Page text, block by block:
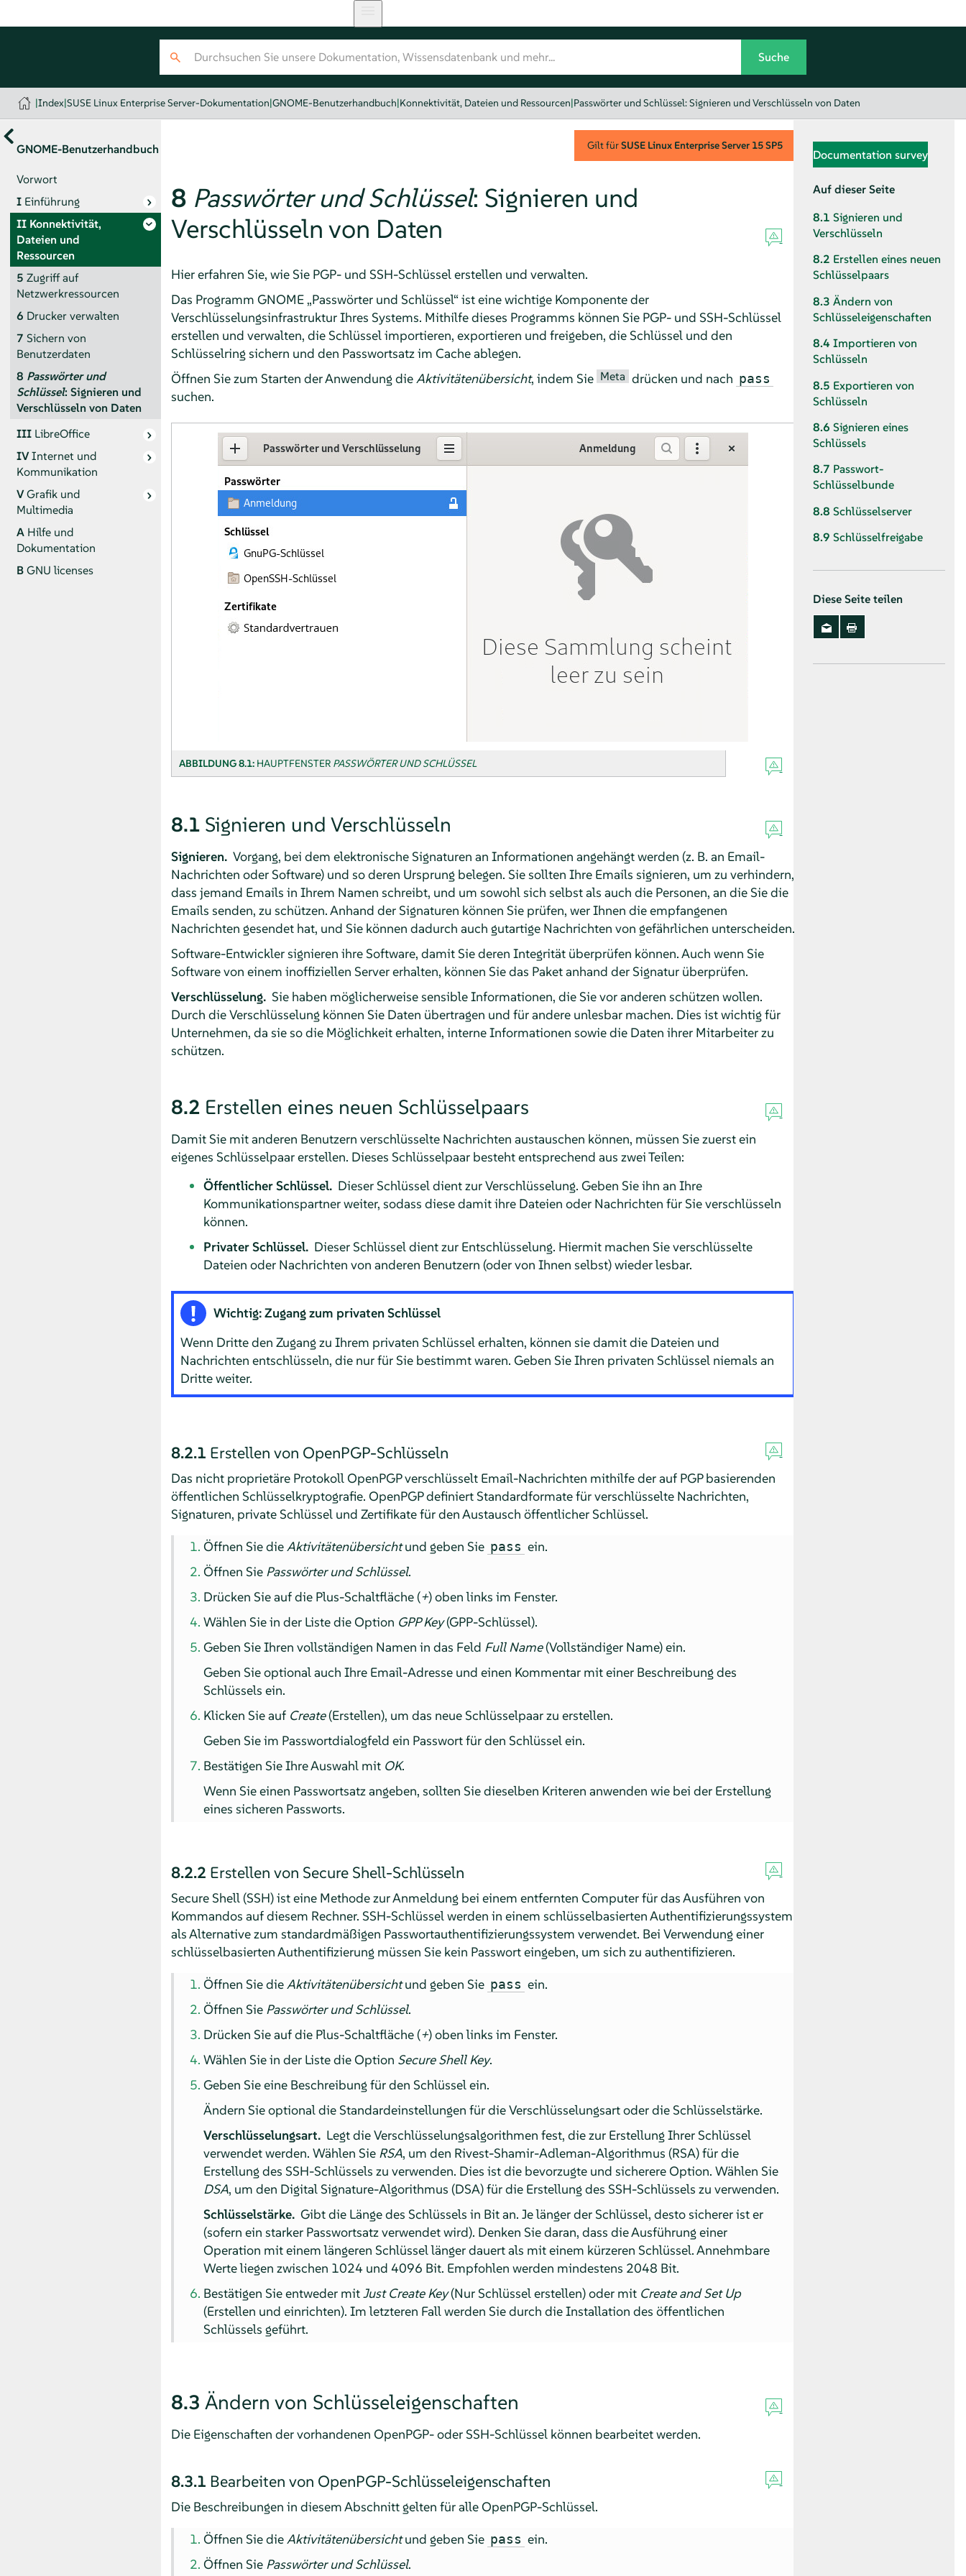
|Index|SUSE Linux Enterprise Server-Dokumentation|GNOME-Benutzerhandbuch|Konnektivität, Dateien und Ressourcen|Passwörter und Schlüssel: Signieren und Verschlüsseln von Daten
GNOME-Benutzerhandbuch
Vorwort
I Einführung
II Konnektivität,
Dateien und
Ressourcen
5 Zugriff auf
Netzwerkressourcen
6 Drucker verwalten
7 Sichern von
Benutzerdaten
8 Passwörter und
Schlüssel: Signieren und
Verschlüsseln von Daten
III LibreOffice
IVInternet und
Kommunikation
VGrafik und
Multimedia
A Hilfe und
Dokumentation
BGNU licenses
Gilt fürSUSE Linux Enterprise Server 15 SP5
8 Passwörter und Schlüssel: Signieren und
Verschlüsseln von Daten
Hier erfahren Sie, wie Sie PGP- und SSH-Schlüssel erstellen und verwalten.
Das Programm GNOME „Passwörter und Schlüssel“ ist eine wichtige Komponente der
Verschlüsselungsinfrastruktur Ihres Systems. Mithilfe dieses Programms können Sie PGP- und SSH-Schlüssel
erstellen und verwalten, die Schlüssel importieren, exportieren und freigeben, die Schlüssel und den
Schlüsselring sichern und den Passwortsatz im Cache ablegen.
Öffnen Sie zum Starten der Anwendung die Aktivitätenübersicht, indem Sie Meta drücken und nach pass
suchen.
ABBILDUNG 8.1: HAUPTFENSTER PASSWÖRTER UND SCHLÜSSEL
8.1 Signieren und Verschlüsseln
Signieren. Vorgang, bei dem elektronische Signaturen an Informationen angehängt werden (z. B. an Email-
Nachrichten oder Software) und so deren Ursprung belegen. Sie sollten Ihre Emails signieren, um zu verhindern,
dass jemand Emails in Ihrem Namen schreibt, und um sowohl sich selbst als auch die Personen, an die Sie die
Emails senden, zu schützen. Anhand der Signaturen können Sie prüfen, wer Ihnen die empfangenen
Nachrichten gesendet hat, und Sie können dadurch auch gutartige Nachrichten von gefährlichen unterscheiden.
Software-Entwickler signieren ihre Software, damit Sie deren Integrität überprüfen können. Auch wenn Sie
Software von einem inoffiziellen Server erhalten, können Sie das Paket anhand der Signatur überprüfen.
Verschlüsselung. Sie haben möglicherweise sensible Informationen, die Sie vor anderen schützen wollen.
Durch die Verschlüsselung können Sie Daten übertragen und für andere unlesbar machen. Dies ist wichtig für
Unternehmen, da sie so die Möglichkeit erhalten, interne Informationen sowie die Daten ihrer Mitarbeiter zu
schützen.
8.2 Erstellen eines neuen Schlüsselpaars
Damit Sie mit anderen Benutzern verschlüsselte Nachrichten austauschen können, müssen Sie zuerst ein
eigenes Schlüsselpaar erstellen. Dieses Schlüsselpaar besteht entsprechend aus zwei Teilen:
Öffentlicher Schlüssel. Dieser Schlüssel dient zur Verschlüsselung. Geben Sie ihn an Ihre
Kommunikationspartner weiter, sodass diese damit ihre Dateien oder Nachrichten für Sie verschlüsseln
können.
Privater Schlüssel. Dieser Schlüssel dient zur Entschlüsselung. Hiermit machen Sie verschlüsselte
Dateien oder Nachrichten von anderen Benutzern (oder von Ihnen selbst) wieder lesbar.
Wichtig: Zugang zum privaten Schlüssel
Wenn Dritte den Zugang zu Ihrem privaten Schlüssel erhalten, können sie damit die Dateien und
Nachrichten entschlüsseln, die nur für Sie bestimmt waren. Geben Sie Ihren privaten Schlüssel niemals an
Dritte weiter.
8.2.1 Erstellen von OpenPGP-Schlüsseln
Das nicht proprietäre Protokoll OpenPGP verschlüsselt Email-Nachrichten mithilfe der auf PGP basierenden
öffentlichen Schlüsselkryptografie. OpenPGP definiert Standardformate für verschlüsselte Nachrichten,
Signaturen, private Schlüssel und Zertifikate für den Austausch öffentlicher Schlüssel.
Öffnen Sie dieAktivitätenübersichtund geben Sie pass ein.
Öffnen Sie Passwörter und Schlüssel.
Drücken Sie auf die Plus-Schaltfläche (+) oben links im Fenster.
Wählen Sie in der Liste die Option GPP Key(GPP-Schlüssel).
Geben Sie Ihren vollständigen Namen in das Feld Full Name(Vollständiger Name) ein.
Geben Sie optional auch Ihre Email-Adresse und einen Kommentar mit einer Beschreibung des
Schlüssels ein.
Klicken Sie auf Create(Erstellen), um das neue Schlüsselpaar zu erstellen.
Geben Sie im Passwortdialogfeld ein Passwort für den Schlüssel ein.
Bestätigen Sie Ihre Auswahl mit OK.
Wenn Sie einen Passwortsatz angeben, sollten Sie dieselben Kriteren anwenden wie bei der Erstellung
eines sicheren Passworts.
8.2.2 Erstellen von Secure Shell-Schlüsseln
Secure Shell (SSH) ist eine Methode zur Anmeldung bei einem entfernten Computer für das Ausführen von
Kommandos auf diesem Rechner. SSH-Schlüssel werden in einem schlüsselbasierten Authentifizierungssystem
als Alternative zum standardmäßigen Passwortauthentifizierungssystem verwendet. Bei Verwendung einer
schlüsselbasierten Authentifizierung müssen Sie kein Passwort eingeben, um sich zu authentifizieren.
Öffnen Sie dieAktivitätenübersichtund geben Sie pass ein.
Öffnen Sie Passwörter und Schlüssel.
Drücken Sie auf die Plus-Schaltfläche (+) oben links im Fenster.
Wählen Sie in der Liste die Option Secure Shell Key.
Geben Sie eine Beschreibung für den Schlüssel ein.
Ändern Sie optional die Standardeinstellungen für die Verschlüsselungsart oder die Schlüsselstärke.
Verschlüsselungsart. Legt die Verschlüsselungsalgorithmen fest, die zur Erstellung Ihrer Schlüssel
verwendet werden. Wählen Sie RSA, um den Rivest-Shamir-Adleman-Algorithmus (RSA) für die
Erstellung des SSH-Schlüssels zu verwenden. Dies ist die bevorzugte und sicherere Option. Wählen Sie
DSA, um den Digital Signature-Algorithmus (DSA) für die Erstellung des SSH-Schlüssels zu verwenden.
Schlüsselstärke. Gibt die Länge des Schlüssels in Bit an. Je länger der Schlüssel, desto sicherer ist er
(sofern ein starker Passwortsatz verwendet wird). Denken Sie daran, dass die Ausführung einer
Operation mit einem längeren Schlüssel länger dauert als mit einem kürzeren Schlüssel. Annehmbare
Werte liegen zwischen 1024 und 4096 Bit. Empfohlen werden mindestens 2048 Bit.
Bestätigen Sie entweder mitJust Create Key(Nur Schlüssel erstellen) oder mit Create and Set Up
(Erstellen und einrichten). Im letzteren Fall werden Sie durch die Installation des öffentlichen
Schlüssels geführt.
8.3 Ändern von Schlüsseleigenschaften
Die Eigenschaften der vorhandenen OpenPGP- oder SSH-Schlüssel können bearbeitet werden.
8.3.1 Bearbeiten von OpenPGP-Schlüsseleigenschaften
Die Beschreibungen in diesem Abschnitt gelten für alle OpenPGP-Schlüssel.
Öffnen Sie dieAktivitätenübersichtund geben Sie pass ein.
Öffnen Sie Passwörter und Schlüssel.
Documentation survey
Auf dieser Seite
8.1 Signieren und
Verschlüsseln
8.2 Erstellen eines neuen
Schlüsselpaars
8.3 Ändern von
Schlüsseleigenschaften
8.4 Importieren von
Schlüsseln
8.5 Exportieren von
Schlüsseln
8.6 Signieren eines
Schlüssels
8.7 Passwort-
Schlüsselbunde
8.8 Schlüsselserver
8.9 Schlüsselfreigabe
Diese Seite teilen